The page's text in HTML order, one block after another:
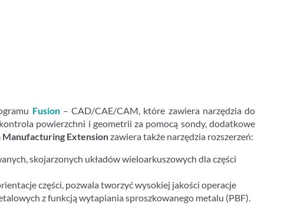
Fusion– CAD/CAE/CAM, które zawiera narzędzia do
powierzchni i geometrii za pomocą sondy, dodatkowe
Manufacturing Extensionzawiera także narzędzia rozszerzeń:
skojarzonych układów wieloarkuszowych dla części
części, pozwala tworzyć wysokiej jakości operacje
z funkcją wytapiania sproszkowanego metalu (PBF).